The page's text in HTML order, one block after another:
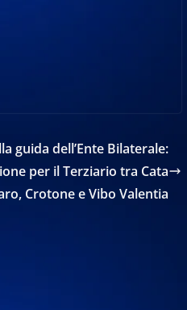
guida dell’Ente Bilaterale:
per il Terziario tra Cata
Crotone e Vibo Valentia